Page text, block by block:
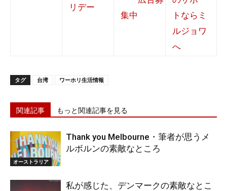
タグ 台湾 ワーホリ生活情報
関連記事 もっと関連記事を見る
オーストラリア
Thank you Melbourne・筆者が思うメ
ルボルンの素敵なところ
私が感じた、デンマークの素敵なとこ